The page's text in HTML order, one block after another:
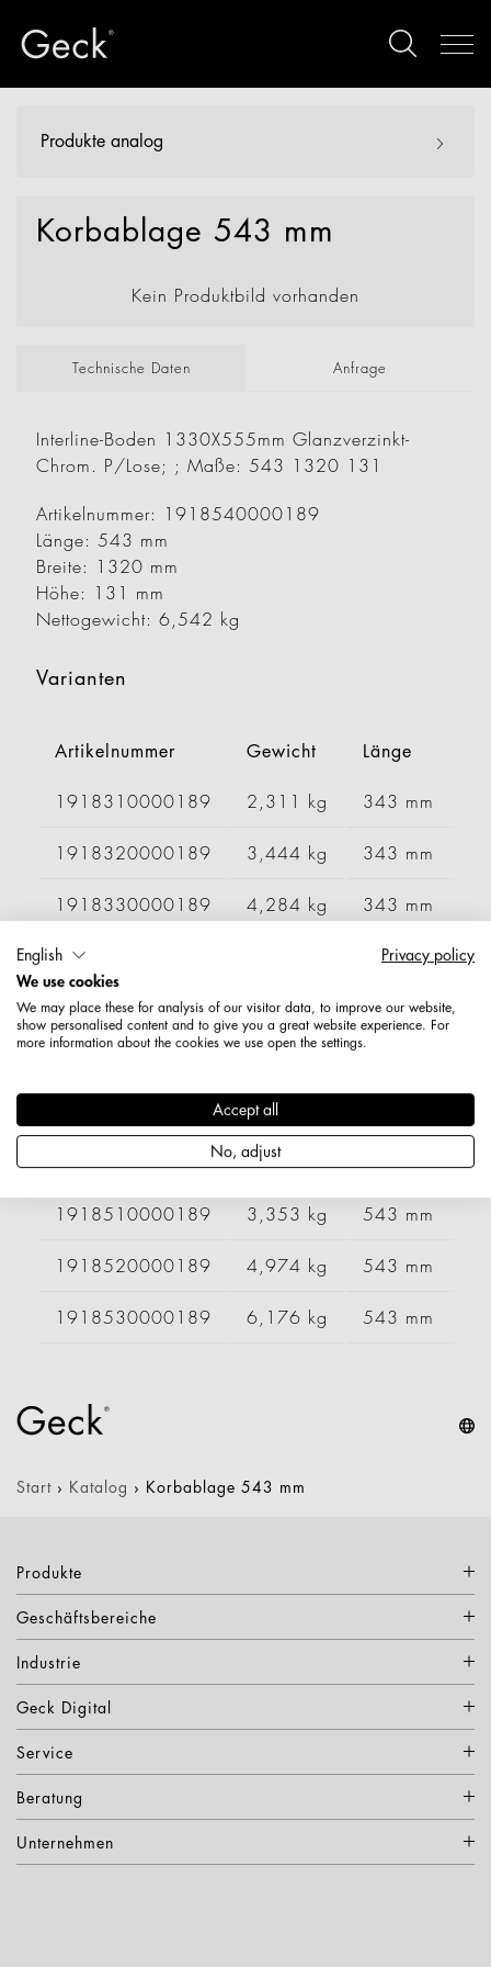
Produkte analog
Korbablage 543 mm
Kein Produktbild vorhanden
Technische Daten Anfrage
Interline-Boden 1330X555mm Glanzverzinkt-
Chrom. P/Lose; ; Maße: 543 1320 131
Artikelnummer: 1918540000189
Länge: 543 mm
Breite: 1320 mm
Höhe: 131 mm
Nettogewicht: 6,542 kg
Varianten
Artikelnummer Gewicht Länge
1918310000189 2,311 kg 343 mm
1918320000189 3,444 kg 343 mm
1918330000189 4,284 kg 343 mm
1918340000189 343 mm
1918410000189 2,833 kg 443 mm
5,232 kg
1918440000189 5,500 kg 443 mm
1918510000189 3,353 kg 543 mm
1918520000189 4,974 kg 543 mm
1918530000189 6,176 kg 543 mm
Start › Katalog › Korbablage 543 mm
Produkte
Geschäftsbereiche
Industrie
Geck Digital
Service
Beratung
Unternehmen
English
Privacy policy
We use cookies
We may place these for analysis of our visitor data, to improve our website,
show personalised content and to give you a great website experience. For
more information about the cookies we use open the settings.
Accept all
No, adjust